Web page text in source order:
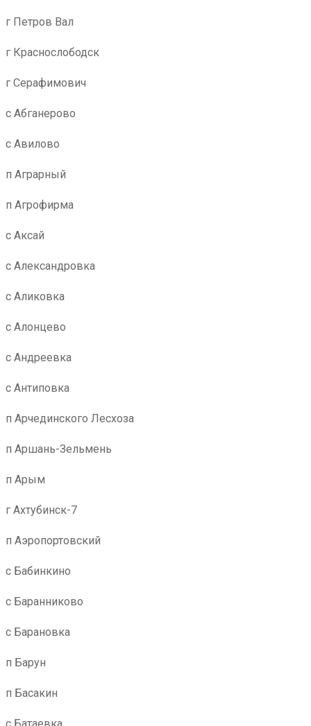
г Петров Вал
г Краснослободск
г Серафимович
с Абганерово
с Авилово
п Аграрный
п Агрофирма
с Аксай
с Александровка
с Аликовка
с Алонцево
с Андреевка
с Антиповка
п Арчединского Лесхоза
п Аршань-Зельмень
п Арым
г Ахтубинск-7
п Аэропортовский
с Бабинкино
с Баранниково
с Барановка
п Барун
п Басакин